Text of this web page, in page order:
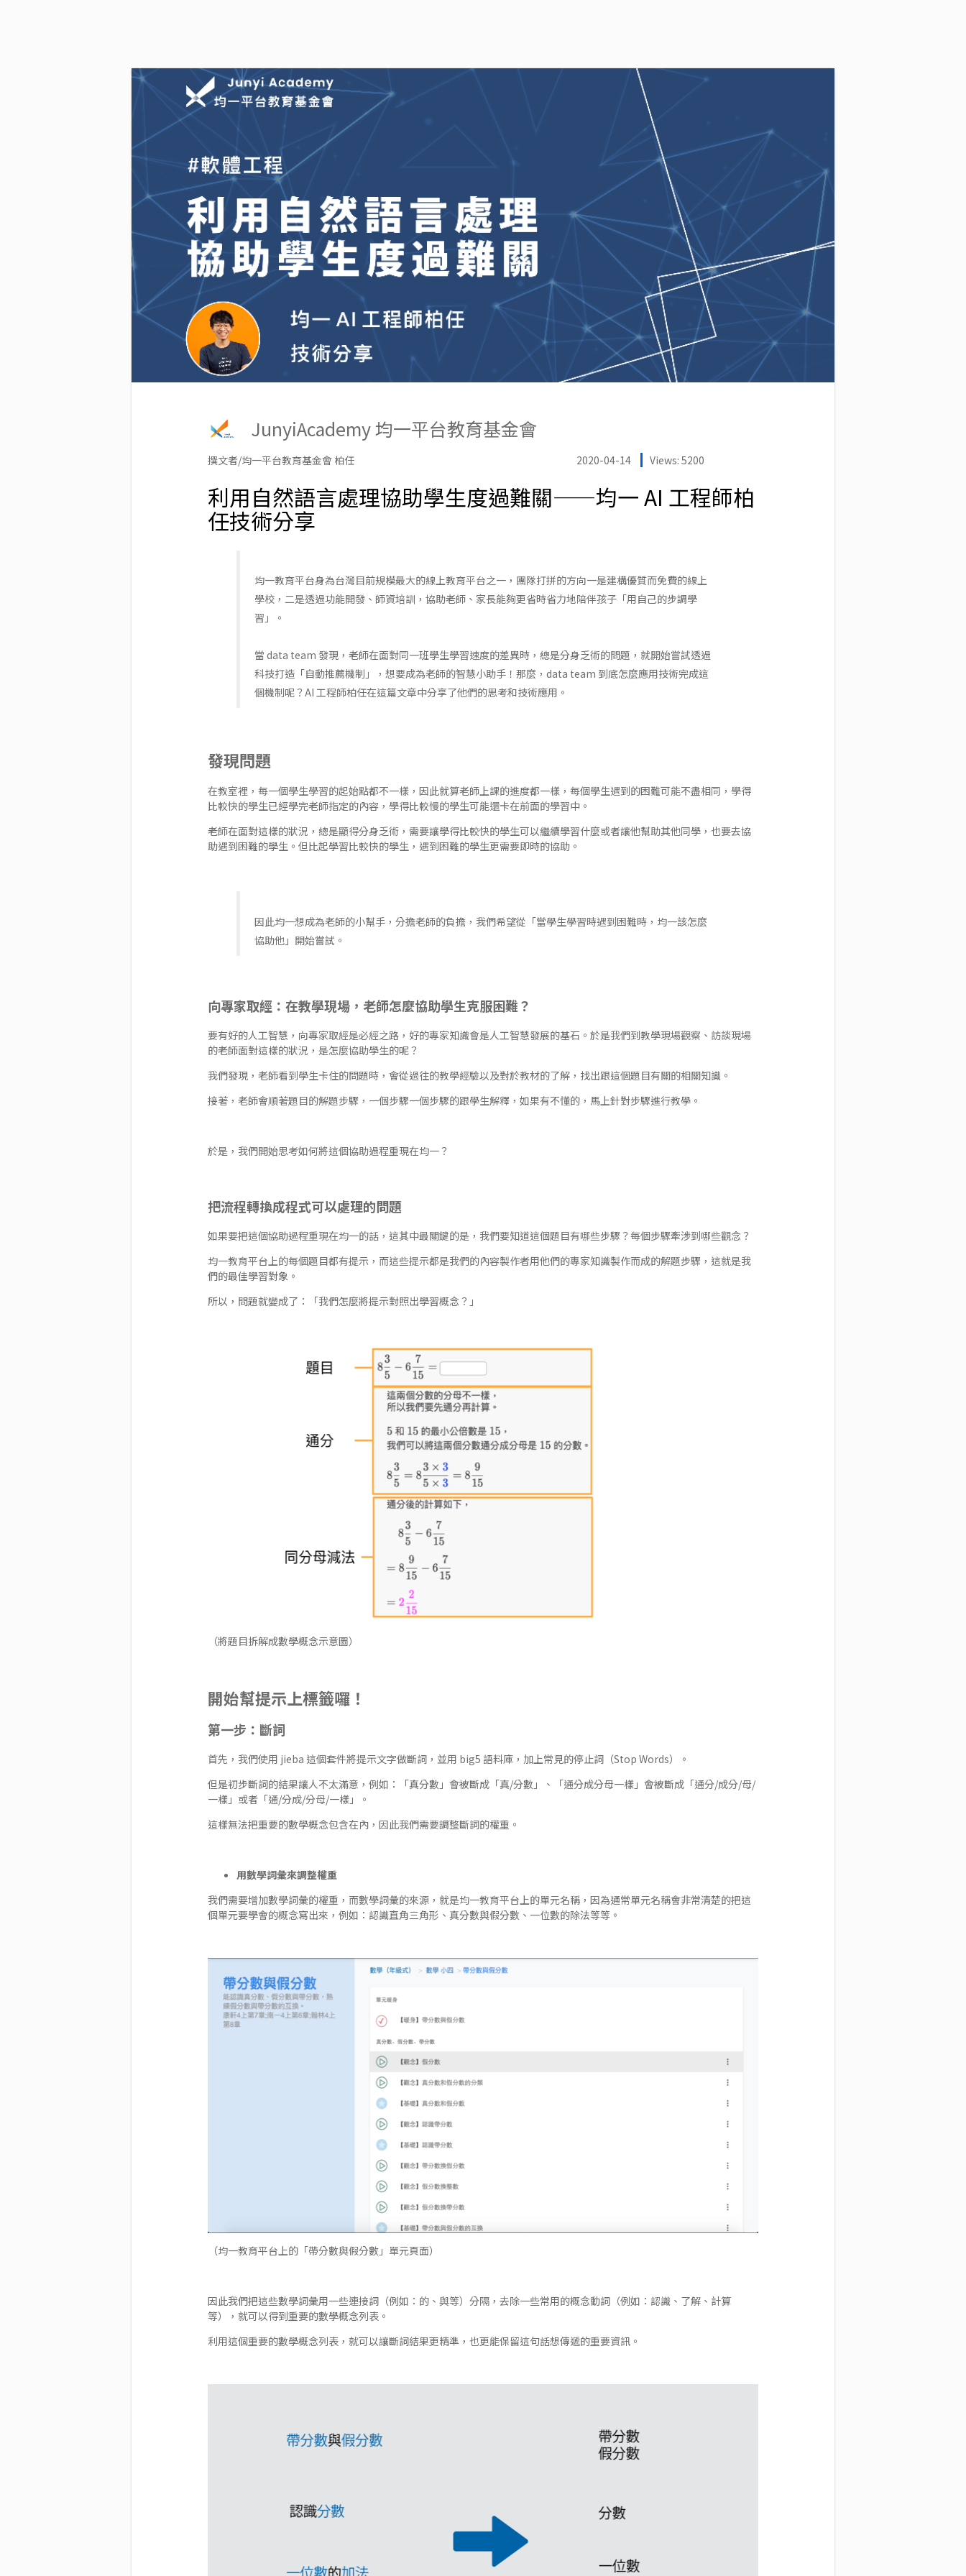
JunyiAcademy 均一平台教育基金會
撰文者/均一平台教育基金會 柏任 2020-04-14 Views: 5200
利用自然語言處理協助學生度過難關——均一 AI 工程師柏
任技術分享
均一教育平台身為台灣目前規模最大的線上教育平台之一，團隊打拼的方向一是建構優質而免費的線上
學校，二是透過功能開發、師資培訓，協助老師、家長能夠更省時省力地陪伴孩子「用自己的步調學
習」。
當 data team 發現，老師在面對同一班學生學習速度的差異時，總是分身乏術的問題，就開始嘗試透過
科技打造「自動推薦機制」，想要成為老師的智慧小助手！那麼，data team 到底怎麼應用技術完成這
個機制呢？AI 工程師柏任在這篇文章中分享了他們的思考和技術應用。
發現問題
在教室裡，每一個學生學習的起始點都不一樣，因此就算老師上課的進度都一樣，每個學生遇到的困難可能不盡相同，學得
比較快的學生已經學完老師指定的內容，學得比較慢的學生可能還卡在前面的學習中。
老師在面對這樣的狀況，總是顯得分身乏術，需要讓學得比較快的學生可以繼續學習什麼或者讓他幫助其他同學，也要去協
助遇到困難的學生。但比起學習比較快的學生，遇到困難的學生更需要即時的協助。
因此均一想成為老師的小幫手，分擔老師的負擔，我們希望從「當學生學習時遇到困難時，均一該怎麼
協助他」開始嘗試。
向專家取經：在教學現場，老師怎麼協助學生克服困難？
要有好的人工智慧，向專家取經是必經之路，好的專家知識會是人工智慧發展的基石。於是我們到教學現場觀察、訪談現場
的老師面對這樣的狀況，是怎麼協助學生的呢？
我們發現，老師看到學生卡住的問題時，會從過往的教學經驗以及對於教材的了解，找出跟這個題目有關的相關知識。
接著，老師會順著題目的解題步驟，一個步驟一個步驟的跟學生解釋，如果有不懂的，馬上針對步驟進行教學。
於是，我們開始思考如何將這個協助過程重現在均一？
把流程轉換成程式可以處理的問題
如果要把這個協助過程重現在均一的話，這其中最關鍵的是，我們要知道這個題目有哪些步驟？每個步驟牽涉到哪些觀念？
均一教育平台上的每個題目都有提示，而這些提示都是我們的內容製作者用他們的專家知識製作而成的解題步驟，這就是我
們的最佳學習對象。
所以，問題就變成了：「我們怎麼將提示對照出學習概念？」
（將題目拆解成數學概念示意圖）
開始幫提示上標籤囉！
第一步：斷詞
首先，我們使用 jieba 這個套件將提示文字做斷詞，並用 big5 語料庫，加上常見的停止詞（Stop Words）。
但是初步斷詞的結果讓人不太滿意，例如：「真分數」會被斷成「真/分數」、「通分成分母一樣」會被斷成「通分/成分/母/
一樣」或者「通/分成/分母/一樣」。
這樣無法把重要的數學概念包含在內，因此我們需要調整斷詞的權重。
用數學詞彙來調整權重
我們需要增加數學詞彙的權重，而數學詞彙的來源，就是均一教育平台上的單元名稱，因為通常單元名稱會非常清楚的把這
個單元要學會的概念寫出來，例如：認識直角三角形、真分數與假分數、一位數的除法等等。
（均一教育平台上的「帶分數與假分數」單元頁面）
因此我們把這些數學詞彙用一些連接詞（例如：的、與等）分隔，去除一些常用的概念動詞（例如：認識、了解、計算
等），就可以得到重要的數學概念列表。
利用這個重要的數學概念列表，就可以讓斷詞結果更精準，也更能保留這句話想傳遞的重要資訊。